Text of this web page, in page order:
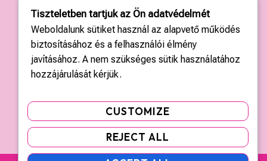
Érdeklődjön a kertek elérhetőségein.
KAPCSOLAT
Országos központ: +36 20 428 3010
Tiszteletben tartjuk az Ön adatvédelmét
Weboldalunk sütiket használ az alapvető működés
biztosításához és a felhasználói élmény
javításához. A nem szükséges sütik használatához
hozzájárulását kérjük.
CUSTOMIZE
REJECT ALL